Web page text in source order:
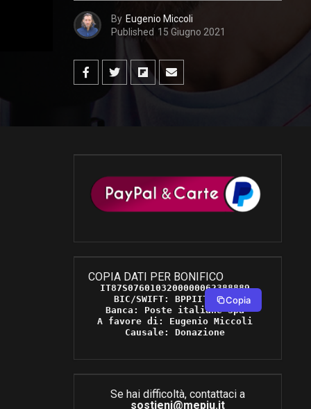
By Eugenio Miccoli
Published 15 Giugno 2021
COPIA DATI PER BONIFICO
IT87S0760103200000062388889
BIC/SWIFT: BPPIITRRXXX
Banca: Poste italiane Spa
A favore di: Eugenio Miccoli
Causale: Donazione
Copia
Se hai difficoltà, contattaci a
sostieni@mepiu.it